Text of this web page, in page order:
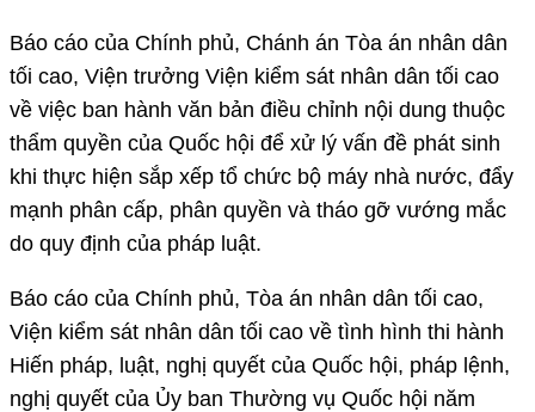
Báo cáo của Chính phủ, Chánh án Tòa án nhân dân
tối cao, Viện trưởng Viện kiểm sát nhân dân tối cao
về việc ban hành văn bản điều chỉnh nội dung thuộc
thẩm quyền của Quốc hội để xử lý vấn đề phát sinh
khi thực hiện sắp xếp tổ chức bộ máy nhà nước, đẩy
mạnh phân cấp, phân quyền và tháo gỡ vướng mắc
do quy định của pháp luật.
Báo cáo của Chính phủ, Tòa án nhân dân tối cao,
Viện kiểm sát nhân dân tối cao về tình hình thi hành
Hiến pháp, luật, nghị quyết của Quốc hội, pháp lệnh,
nghị quyết của Ủy ban Thường vụ Quốc hội năm